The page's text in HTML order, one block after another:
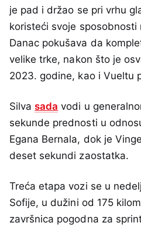
je pad i držao se pri vrhu
koristeći svoje sposobnosti
Danac pokušava da
velike trke, nakon što je
2023. godine, kao i Vueltu
Silvasada vodi u
sekunde prednosti u
Egana Bernala, dok je
deset sekundi zaostatka.
Treća etapa vozi se u
Sofije, u dužini od 175
završnica pogodna za